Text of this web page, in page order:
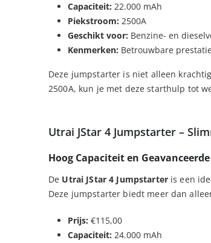
Capaciteit: 22.000 mAh
Piekstroom: 2500A
Geschikt voor: Benzine- en
Kenmerken: Betrouwbare
Deze jumpstarter is niet alleen
2500A, kun je met deze starthulp tot
Utrai JStar 4 Jumpstarter –
Hoog Capaciteit en
De Utrai JStar 4 Jumpstarteris een
Deze jumpstarter biedt meer dan
Prijs: €115,00
Capaciteit: 24.000 mAh